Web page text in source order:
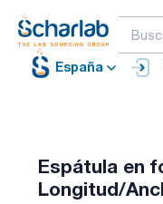
España
Espátula en
Longitud/